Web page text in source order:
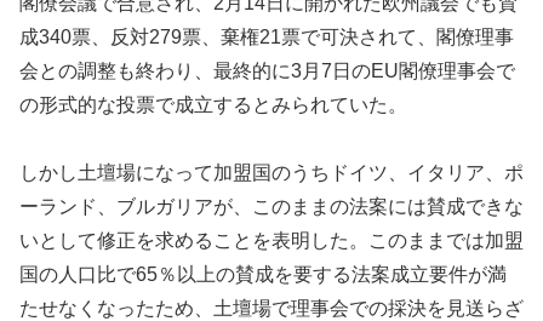
成340票、反対279票、棄権21票で可決されて、閣僚理事
会との調整も終わり、最終的に3月7日のEU閣僚理事会で
の形式的な投票で成立するとみられていた。
しかし土壇場になって加盟国のうちドイツ、イタリア、ポ
ーランド、ブルガリアが、このままの法案には賛成できな
いとして修正を求めることを表明した。このままでは加盟
国の人口比で65％以上の賛成を要する法案成立要件が満
たせなくなったため、土壇場で理事会での採決を見送らざ